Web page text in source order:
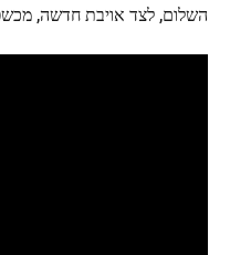
השלום, לצד אויבת חדשה,